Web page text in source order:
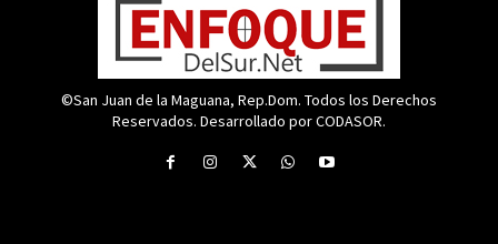
©San Juan de la Maguana, Rep.Dom. Todos los Derechos
Reservados. Desarrollado por CODASOR.